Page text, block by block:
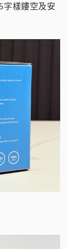
字樣鏤空及安